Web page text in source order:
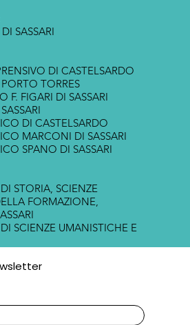
SASSARI
DI CASTELSARDO
TORRES
F. FIGARI DI SASSARI
DI CASTELSARDO
MARCONI DI SASSARI
SPANO DI SASSARI
STORIA, SCIENZE
FORMAZIONE,
SCIENZE UMANISTICHE E